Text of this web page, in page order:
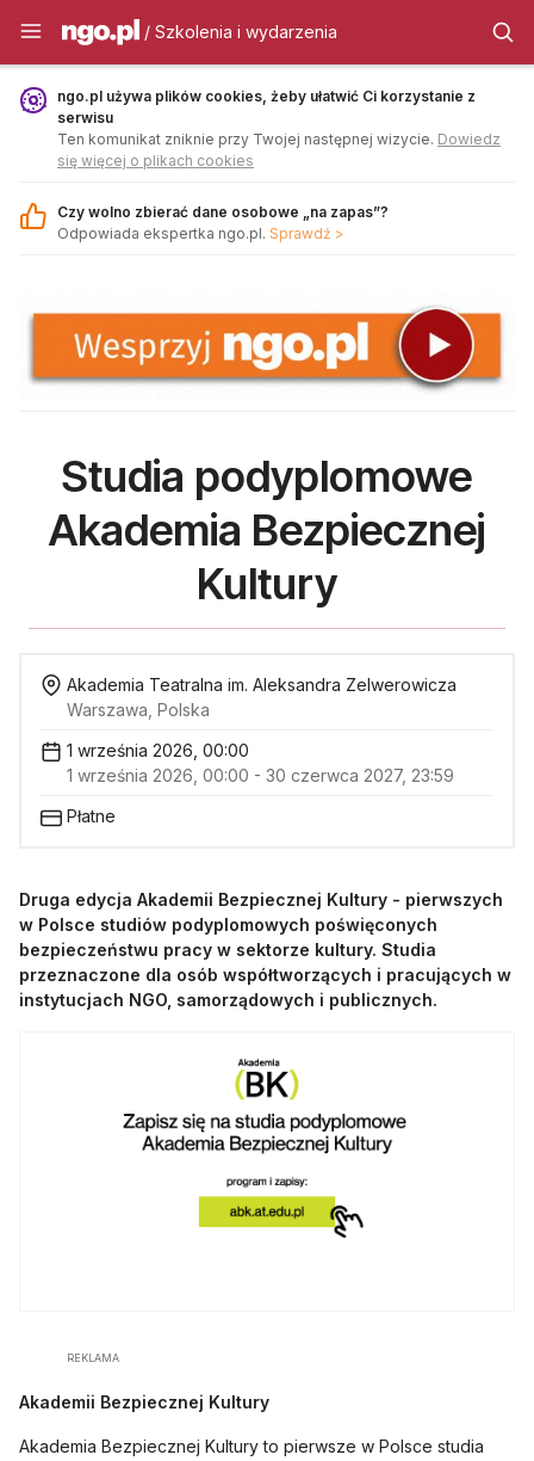
Szkolenia i wydarzenia - ngo.pl
/ Szkolenia i wydarzenia
ngo.pl używa plików cookies, żeby ułatwić Ci korzystanie z
serwisu
Ten komunikat zniknie przy Twojej następnej wizycie. Dowiedz
się więcej o plikach cookies
Czy wolno zbierać dane osobowe „na zapas”?
Odpowiada ekspertka ngo.pl. Sprawdź >
Studia podyplomowe
Akademia Bezpiecznej
Kultury
Akademia Teatralna im. Aleksandra Zelwerowicza
Warszawa, Polska
1 września 2026, 00:00
1 września 2026, 00:00 - 30 czerwca 2027, 23:59
Płatne
Druga edycja Akademii Bezpiecznej Kultury - pierwszych
w Polsce studiów podyplomowych poświęconych
bezpieczeństwu pracy w sektorze kultury. Studia
przeznaczone dla osób współtworzących i pracujących w
instytucjach NGO, samorządowych i publicznych.
REKLAMA
Akademii Bezpiecznej Kultury
Akademia Bezpiecznej Kultury to pierwsze w Polsce studia